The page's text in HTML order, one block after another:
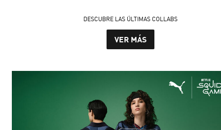
DESCUBRE LAS ÚLTIMAS COLLABS
VER MÁS